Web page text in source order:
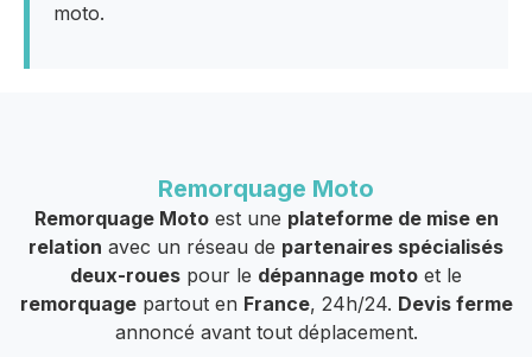
moto.
Remorquage Moto
Remorquage Motoest une plateforme de mise en
relation avec un réseau de partenaires spécialisés
deux-roues pour le dépannage moto et le
remorquagepartout en France, 24h/24. Devis ferme
annoncé avant tout déplacement.